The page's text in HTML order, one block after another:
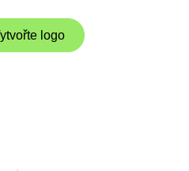
logo